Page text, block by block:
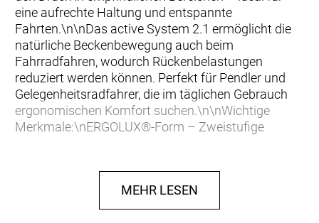
eine aufrechte Haltung und entspannte
Fahrten.\n\nDas active System 2.1 ermöglicht die
natürliche Beckenbewegung auch beim
Fahrradfahren, wodurch Rückenbelastungen
reduziert werden können. Perfekt für Pendler und
Gelegenheitsradfahrer, die im täglichen Gebrauch
ergonomischen Komfort suchen.\n\nWichtige
Merkmale:\nERGOLUX®-Form – Zweistufige
und Entlastung der Wirbelsäule\nGroßzügige Breite
– Ideal für aufrechte City- und
Trekkingräder\nUrbane Ergonomie – Geschaffen
MEHR LESEN